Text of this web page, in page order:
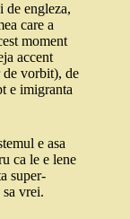
de engleza,
care a
moment
accent
vorbit), de
e imigranta
e asa
ca le e lene
super-
vrei.